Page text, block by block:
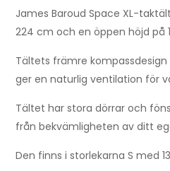
James Baroud Space XL-
224 cm och en öppen höjd på
Tältets främre
ger en naturlig ventilation för
Tältet har stora dörrar och
från bekvämligheten av ditt
Den finns i storlekarna S med